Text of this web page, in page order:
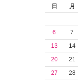
日
月
6
7
13
14
20
21
27
28